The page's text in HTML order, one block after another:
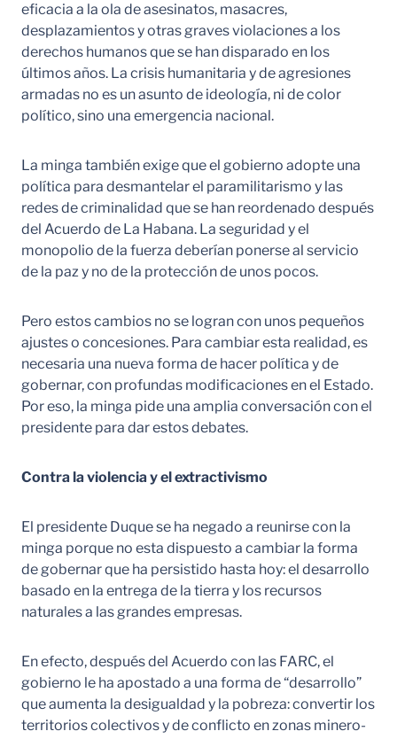
eficacia a la ola de asesinatos, masacres,
desplazamientos y otras graves violaciones a los
derechos humanos que se han disparado en los
últimos años. La crisis humanitaria y de agresiones
armadas no es un asunto de ideología, ni de color
político, sino una emergencia nacional.
La minga también exige que el gobierno adopte una
política para desmantelar el paramilitarismo y las
redes de criminalidad que se han reordenado después
del Acuerdo de La Habana. La seguridad y el
monopolio de la fuerza deberían ponerse al servicio
de la paz y no de la protección de unos pocos.
Pero estos cambios no se logran con unos pequeños
ajustes o concesiones. Para cambiar esta realidad, es
necesaria una nueva forma de hacer política y de
gobernar, con profundas modificaciones en el Estado.
Por eso, la minga pide una amplia conversación con el
presidente para dar estos debates.
Contra la violencia y el extractivismo
El presidente Duque se ha negado a reunirse con la
minga porque no esta dispuesto a cambiar la forma
de gobernar que ha persistido hasta hoy: el desarrollo
basado en la entrega de la tierra y los recursos
naturales a las grandes empresas.
En efecto, después del Acuerdo con las FARC, el
gobierno le ha apostado a una forma de “desarrollo”
que aumenta la desigualdad y la pobreza: convertir los
territorios colectivos y de conflicto en zonas minero-